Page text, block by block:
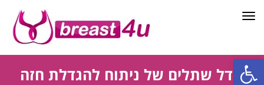
פתח סרגל נגישות
תפריט
גודל שתלים של ניתוח להגדלת חזה